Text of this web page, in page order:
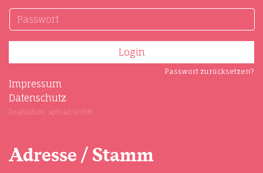
Passwort zurücksetzen?
Impressum
Datenschutz
Realisation: apload GmbH
Adresse / Stamm